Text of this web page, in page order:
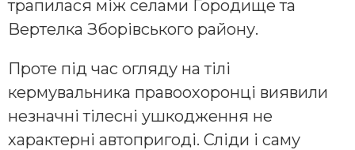
трапилася між селами Городище та
Вертелка Зборівського району.
Проте під час огляду на тілі
кермувальника правоохоронці виявили
незначні тілесні ушкодження не
характерні автопригоді. Сліди і саму